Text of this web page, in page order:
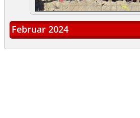
Februar 2024